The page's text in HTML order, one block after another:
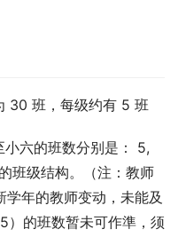
30 班，每级约有 5 班
六的班数分别是： 5,
班级结构。（注：教师
年的教师变动，未能及
的班数暂未可作準，须